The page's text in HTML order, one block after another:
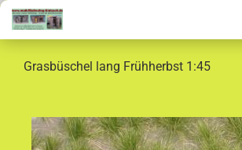
Grasbüschel lang Frühherbst 1:45